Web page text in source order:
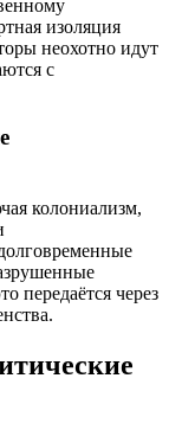
изоляция
неохотно идут
с
колониализм,
передаётся через